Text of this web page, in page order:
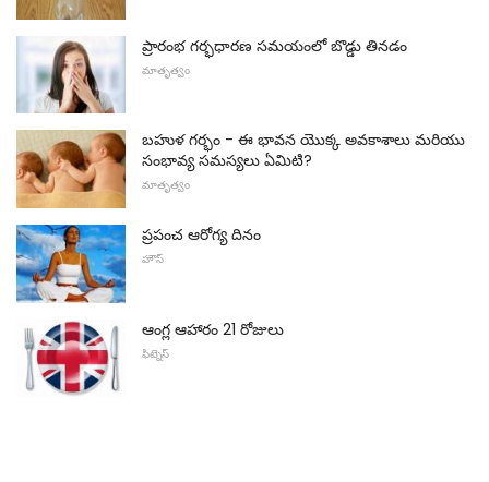
ప్రారంభ గర్భధారణ సమయంలో బొడ్డు తినడం
మాతృత్వం
బహుళ గర్భం - ఈ భావన యొక్క అవకాశాలు మరియు
సంభావ్య సమస్యలు ఏమిటి?
మాతృత్వం
ప్రపంచ ఆరోగ్య దినం
హౌస్
ఆంగ్ల ఆహారం 21 రోజులు
ఫిట్నెస్